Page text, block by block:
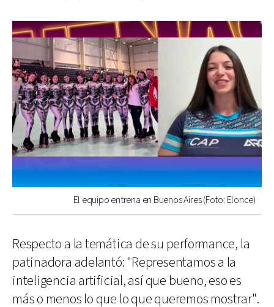
El equipo entrena en Buenos Aires (Foto: Elonce)
Respecto a la temática de su performance, la
patinadora adelantó: "Representamos a la
inteligencia artificial, así que bueno, eso es
más o menos lo que lo que queremos mostrar".